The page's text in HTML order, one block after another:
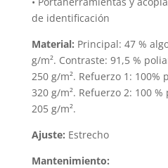
de identificación
Material: Principal: 47 %
g/m². Contraste: 91,5 %
250 g/m². Refuerzo 1: 100%
320 g/m². Refuerzo 2: 100
205 g/m².
Ajuste: Estrecho
Mantenimiento: